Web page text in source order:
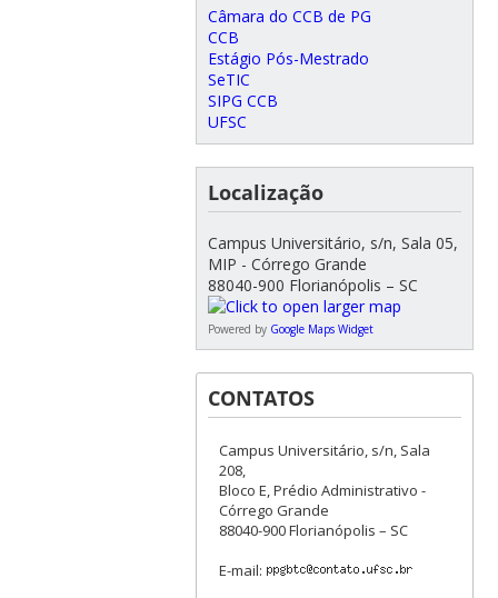
Câmara do CCB de PG
CCB
Estágio Pós-Mestrado
SeTIC
SIPG CCB
UFSC
Localização
Campus Universitário, s/n, Sala 05,
MIP - Córrego Grande
88040-900 Florianópolis – SC
Powered by Google Maps Widget
CONTATOS
Campus Universitário, s/n, Sala
208,
Bloco E, Prédio Administrativo -
Córrego Grande
88040-900 Florianópolis – SC
E-mail: